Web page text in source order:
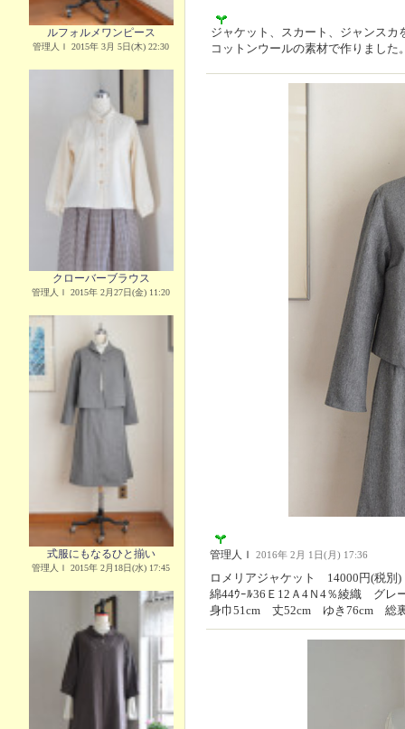
ルフォルメワンピース
管理人Ｉ 2015年 3月 5日(木) 22:30
クローバーブラウス
管理人Ｉ 2015年 2月27日(金) 11:20
式服にもなるひと揃い
管理人Ｉ 2015年 2月18日(水) 17:45
ジャケット、スカート、ジャンスカ
コットンウールの素材で作りました
管理人Ｉ 2016年 2月 1日(月) 17:36
ロメリアジャケット 14000円(税別)
綿44ｳｰﾙ36Ｅ12Ａ4Ｎ4％綾織 グレ
身巾51cm 丈52cm ゆき76cm 総